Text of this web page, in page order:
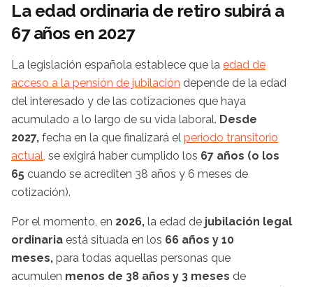
La edad ordinaria de retiro subirá a
67 años en 2027
La legislación española establece que la edad de
acceso a la pensión de jubilación depende de la edad
del interesado y de las cotizaciones que haya
acumulado a lo largo de su vida laboral. Desde
2027, fecha en la que finalizará el periodo transitorio
actual, se exigirá haber cumplido los 67 años (o los
65 cuando se acrediten 38 años y 6 meses de
cotización).
Por el momento, en 2026, la edad de jubilación legal
ordinaria está situada en los 66 años y 10
meses, para todas aquellas personas que
acumulen menos de 38 años y 3 meses de